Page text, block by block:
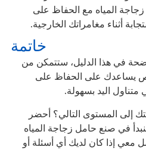
المياه مع الحفاظ على
أثناء مغامراتك الخارجية.
خاتمة
في هذا الدليل، ستتمكن من
يساعدك على الحفاظ على
اليد بسهولة.
إلى المستوى التالي؟ أحضر
في صنع حامل زجاجة المياه
معي إذا كان لديك أي أسئلة أو